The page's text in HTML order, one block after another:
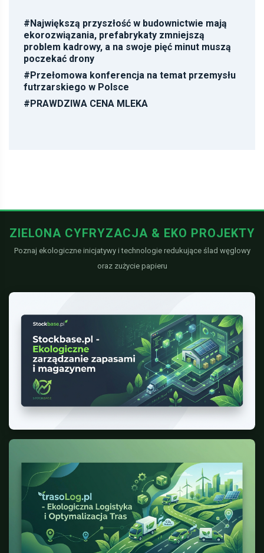
# Największą przyszłość w budownictwie mają
ekorozwiązania, prefabrykaty zmniejszą
problem kadrowy, a na swoje pięć minut muszą
poczekać drony
# Przełomowa konferencja na temat przemysłu
futrzarskiego w Polsce
# PRAWDZIWA CENA MLEKA
ZIELONA CYFRYZACJA & EKO PROJEKTY
Poznaj ekologiczne inicjatywy i technologie redukujące ślad węglowy
oraz zużycie papieru